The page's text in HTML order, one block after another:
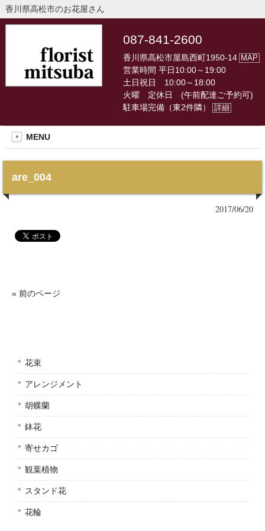
香川県高松市のお花屋さん
087-841-2600
香川県高松市屋島西町1950-14 MAP
営業時間 平日10:00～19:00
土日祝日 10:00～18:00
火曜 定休日 (午前配達ご予約可)
駐車場完備（東2件隣）
詳細
MENU
are_004
2017/06/20
« 前のページ
花束
アレンジメント
胡蝶蘭
鉢花
寄せカゴ
観葉植物
スタンド花
花輪